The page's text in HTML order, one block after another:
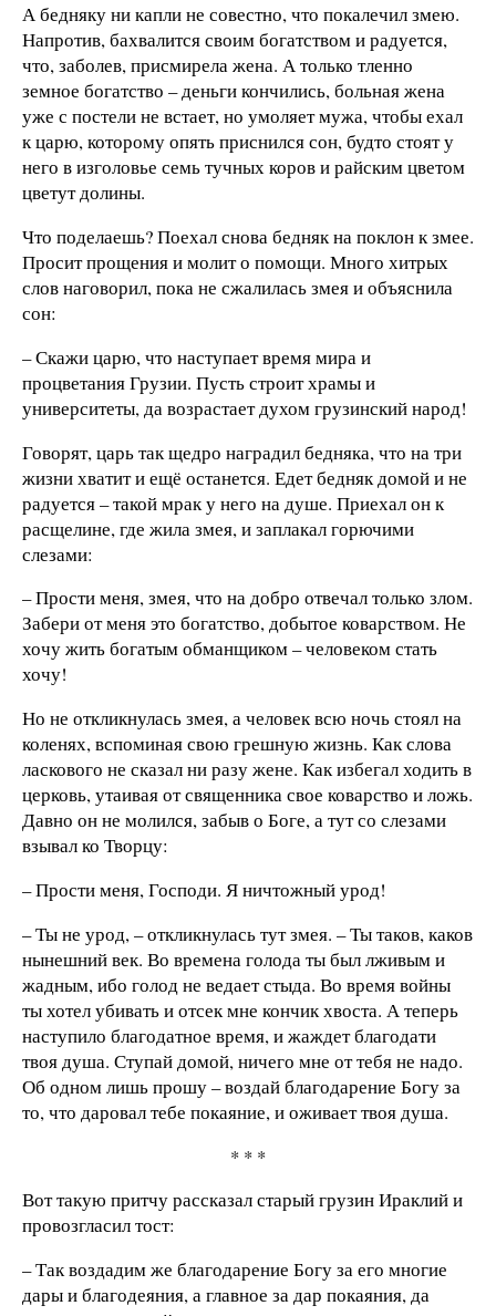
А бедняку ни капли не совестно, что покалечил змею.
Напротив, бахвалится своим богатством и радуется,
что, заболев, присмирела жена. А только тленно
земное богатство – деньги кончились, больная жена
уже с постели не встает, но умоляет мужа, чтобы ехал
к царю, которому опять приснился сон, будто стоят у
него в изголовье семь тучных коров и райским цветом
цветут долины.
Что поделаешь? Поехал снова бедняк на поклон к змее.
Просит прощения и молит о помощи. Много хитрых
слов наговорил, пока не сжалилась змея и объяснила
сон:
– Скажи царю, что наступает время мира и
процветания Грузии. Пусть строит храмы и
университеты, да возрастает духом грузинский народ!
Говорят, царь так щедро наградил бедняка, что на три
жизни хватит и ещё останется. Едет бедняк домой и не
радуется – такой мрак у него на душе. Приехал он к
расщелине, где жила змея, и заплакал горючими
слезами:
– Прости меня, змея, что на добро отвечал только злом.
Забери от меня это богатство, добытое коварством. Не
хочу жить богатым обманщиком – человеком стать
хочу!
Но не откликнулась змея, а человек всю ночь стоял на
коленях, вспоминая свою грешную жизнь. Как слова
ласкового не сказал ни разу жене. Как избегал ходить в
церковь, утаивая от священника свое коварство и ложь.
Давно он не молился, забыв о Боге, а тут со слезами
взывал ко Творцу:
– Прости меня, Господи. Я ничтожный урод!
– Ты не урод, – откликнулась тут змея. – Ты таков, каков
нынешний век. Во времена голода ты был лживым и
жадным, ибо голод не ведает стыда. Во время войны
ты хотел убивать и отсек мне кончик хвоста. А теперь
наступило благодатное время, и жаждет благодати
твоя душа. Ступай домой, ничего мне от тебя не надо.
Об одном лишь прошу – воздай благодарение Богу за
то, что даровал тебе покаяние, и оживает твоя душа.
* * *
Вот такую притчу рассказал старый грузин Ираклий и
провозгласил тост:
– Так воздадим же благодарение Богу за его многие
дары и благодеяния, а главное за дар покаяния, да